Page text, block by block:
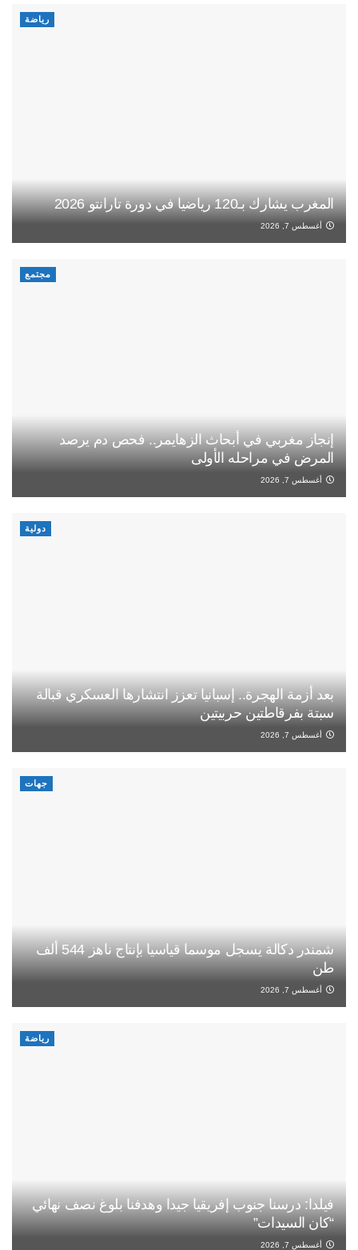
رياضة
المغرب يشارك بـ120 رياضيا في دورة تارانتو 2026
أغسطس 7, 2026
مجتمع
إنجاز مغربي في أبحاث الزهايمر.. فحص دم يرصد
المرض في مراحله الأولى
أغسطس 7, 2026
دولية
بعد أزمة الهجرة.. إسبانيا تعزز انتشارها العسكري قبالة
سبتة بفرقاطتين حربيتين
أغسطس 7, 2026
جهات
شمندر دكالة يسجل موسما قياسيا بإنتاج ناهز 544 ألف
طن
أغسطس 7, 2026
رياضة
فيلدا: درسنا جنوب إفريقيا جيدا وهدفنا بلوغ نصف نهائي
“كان السيدات”
أغسطس 7, 2026